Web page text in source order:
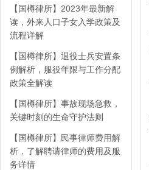
【国樽律所】2023年最新解
读，外来人口子女入学政策及
流程详解
【国樽律所】退役士兵安置条
例解析，服役年限与工作分配
政策全解读
【国樽律所】事故现场急救，
关键时刻的生命守护法则
【国樽律所】民事律师费用解
析，了解聘请律师的费用及服
务详情